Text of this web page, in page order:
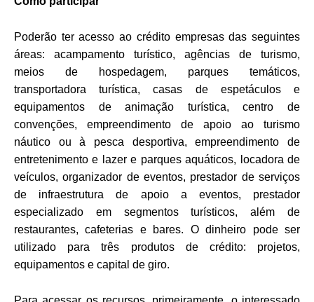
Poderão ter acesso ao crédito empresas das seguintes
áreas: acampamento turístico, agências de turismo,
meios de hospedagem, parques temáticos,
transportadora turística, casas de espetáculos e
equipamentos de animação turística, centro de
convenções, empreendimento de apoio ao turismo
náutico ou à pesca desportiva, empreendimento de
entretenimento e lazer e parques aquáticos, locadora de
veículos, organizador de eventos, prestador de serviços
de infraestrutura de apoio a eventos, prestador
especializado em segmentos turísticos, além de
restaurantes, cafeterias e bares. O dinheiro pode ser
utilizado para três produtos de crédito: projetos,
equipamentos e capital de giro.